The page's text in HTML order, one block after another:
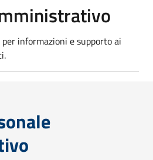
informazioni e supporto ai